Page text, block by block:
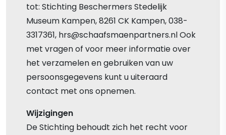
tot: Stichting Beschermers Stedelijk
Museum Kampen, 8261 CK Kampen, 038-
3317361, hrs@schaafsmaenpartners.nl Ook
met vragen of voor meer informatie over
het verzamelen en gebruiken van uw
persoonsgegevens kunt u uiteraard
contact met ons opnemen.
Wijzigingen
De Stichting behoudt zich het recht voor